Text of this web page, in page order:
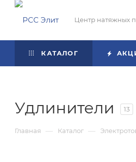
Центр натяжных
КАТАЛОГ
Удлинители 13
Главная — Каталог —